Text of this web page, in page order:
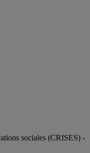
sociales (CRISES) -